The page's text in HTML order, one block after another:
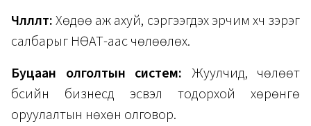
Чөлөөлөлт:Хөдөө аж ахуй, сэргээгдэх эрчим хүч зэрэг
салбарыг НӨАТ-аас чөлөөлөх.
Буцаан олголтын систем: Жуулчид, чөлөөт
бүсийн бизнесүүд эсвэл тодорхой хөрөнгө
оруулалтын нөхөн олговор.